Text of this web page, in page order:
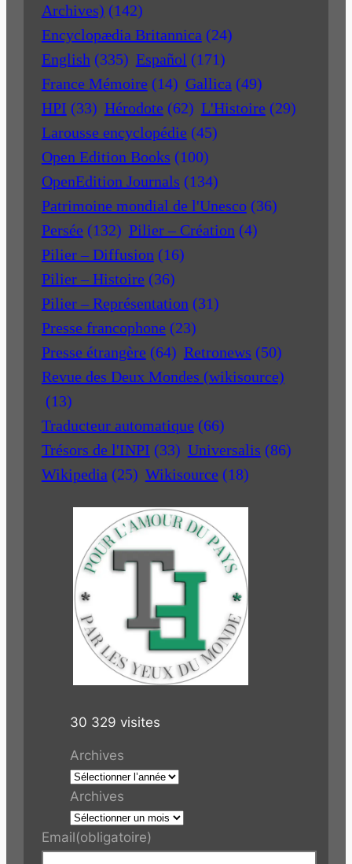
Archives) (142)
Encyclopædia Britannica (24)
English (335) Español (171)
France Mémoire (14) Gallica (49)
HPI (33) Hérodote (62) L'Histoire (29)
Larousse encyclopédie (45)
Open Edition Books (100)
OpenEdition Journals (134)
Patrimoine mondial de l'Unesco (36)
Persée (132) Pilier – Création (4)
Pilier – Diffusion (16)
Pilier – Histoire (36)
Pilier – Représentation (31)
Presse francophone (23)
Presse étrangère (64) Retronews (50)
Revue des Deux Mondes (wikisource)
(13)
Traducteur automatique (66)
Trésors de l'INPI (33) Universalis (86)
Wikipedia (25) Wikisource (18)
30 329 visites
Archives
Archives
Email(obligatoire)